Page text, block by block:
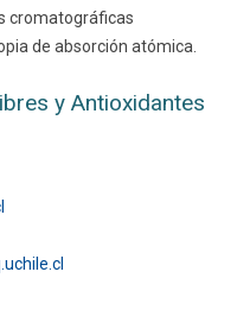
cromatográficas
de absorción atómica.
y Antioxidantes